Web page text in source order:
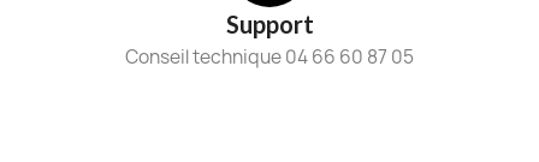
Support
Conseil technique 04 66 60 87 05